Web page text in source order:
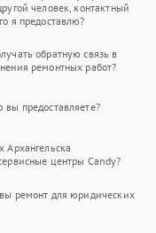
человек, контактный
я предоставлю?
обратную связь в
ремонтных работ?
предоставляете?
Архангельска
центры Candy?
ремонт для юридических